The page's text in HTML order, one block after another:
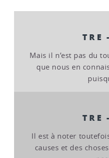
TRE
Mais il n’est pas du
que nous en
TRE
Il est à noter
causes et des